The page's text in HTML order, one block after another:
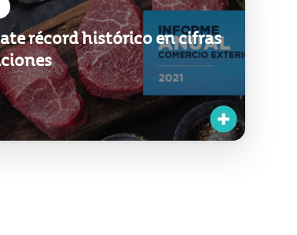
récord histórico en cifras